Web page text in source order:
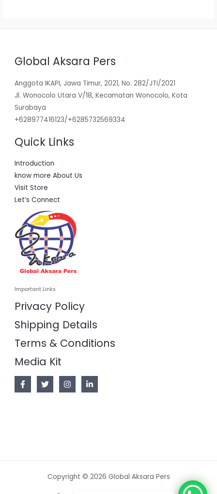
Global Aksara Pers
Anggota IKAPI, Jawa Timur, 2021, No. 282/JTI/2021
Jl. Wonocolo Utara V/18, Kecamatan Wonocolo, Kota
Surabaya
+628977416123/+6285732569334
Quick Links
Introduction
know more About Us
Visit Store
Let’s Connect
Important Links
Privacy Policy
Shipping Details
Terms & Conditions
Media Kit
Copyright © 2026 Global Aksara Pers